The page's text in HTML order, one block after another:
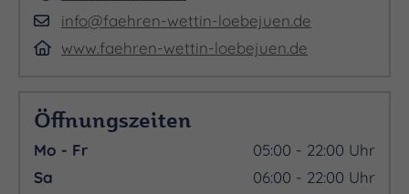
info@faehren-wettin-loebejuen.de
www.faehren-wettin-loebejuen.de
Öffnungszeiten
Mo - Fr
05:00 - 22:00 Uhr
Sa
06:00 - 22:00 Uhr